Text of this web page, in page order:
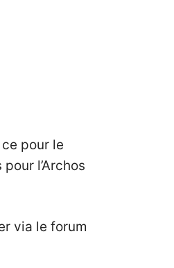
pour le
l’Archos
via le forum